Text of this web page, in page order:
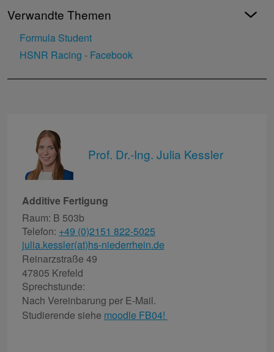
Verwandte Themen
Formula Student
HSNR Racing - Facebook
Prof. Dr.-Ing. Julia Kessler
Additive Fertigung
Raum: B 503b
Telefon: +49 (0)2151 822-5025
julia.kessler(at)hs-niederrhein.de
Reinarzstraße 49
47805 Krefeld
Sprechstunde:
Nach Vereinbarung per E-Mail.
Studierende siehe moodle FB04!